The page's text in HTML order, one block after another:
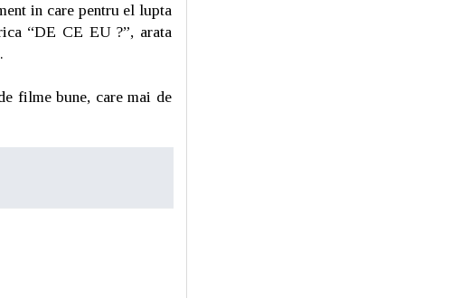
in care pentru el lupta
“DE CE EU ?”, arata
filme bune, care mai de